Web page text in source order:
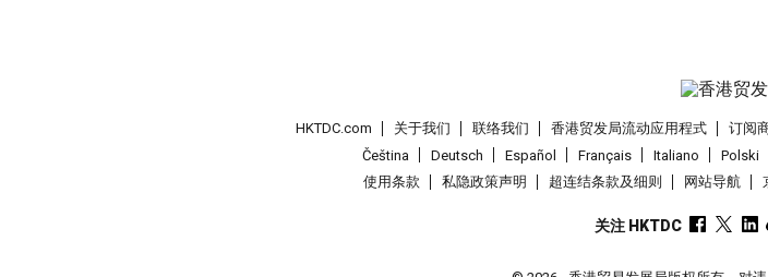
HKTDC.com 关于我们 联络我们 香港贸发局流动应用程式 订阅
Čeština
Deutsch Español Français Italiano Polski
使用条款
私隐政策声明 超连结条款及细则 网站导航
关注 HKTDC